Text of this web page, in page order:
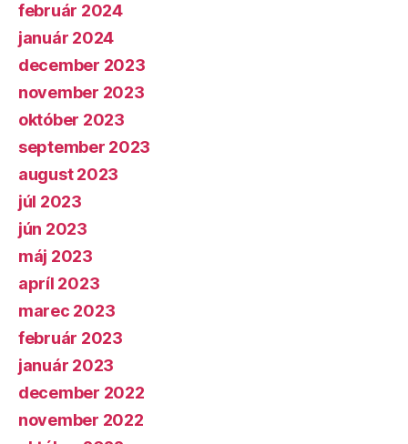
február 2024
január 2024
december 2023
november 2023
október 2023
september 2023
august 2023
júl 2023
jún 2023
máj 2023
apríl 2023
marec 2023
február 2023
január 2023
december 2022
november 2022